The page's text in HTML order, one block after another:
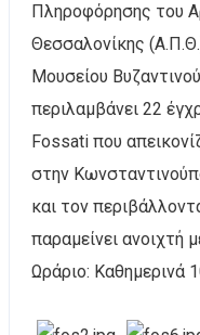
Πληροφόρησης του
Θεσσαλονίκης
Μουσείου
περιλαμβάνει 22
Fossati που
στην
και τον
παραμείνει ανοιχτή
Ωράριο: Καθημερινά